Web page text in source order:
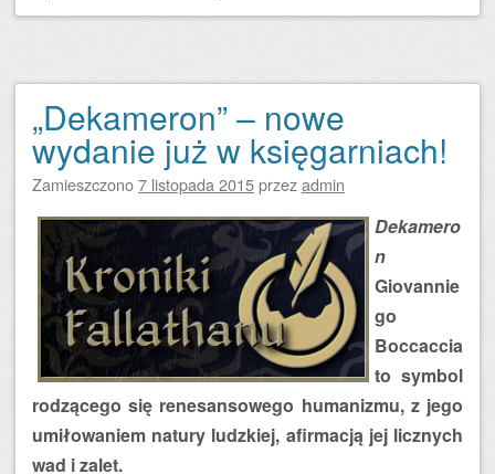
„Dekameron” – nowe
wydanie już w księgarniach!
Zamieszczono7 listopada 2015przezadmin
Dekamero
n
Giovannie
go
Boccaccia
to symbol
rodzącego się renesansowego humanizmu, z jego
umiłowaniem natury ludzkiej, afirmacją jej licznych
wad i zalet.